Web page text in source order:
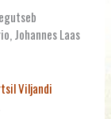
Johannes Laas
Viljandi